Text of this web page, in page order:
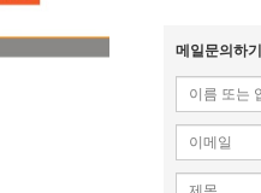
메일문의하기